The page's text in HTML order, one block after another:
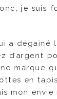
je
a
d’argent
marque
en
mon envie